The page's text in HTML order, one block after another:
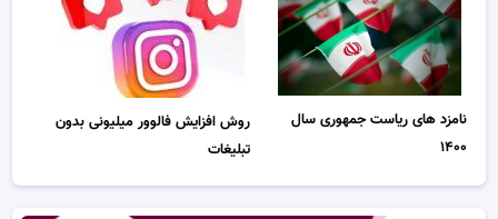
نامزد های ریاست جمهوری سال
۱۴۰۰
روش افزایش فالوور میلیونی بدون
تبلیغات